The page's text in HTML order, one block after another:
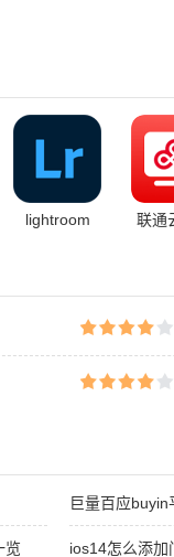
lightroom 联通
巨量百应
览 ios14怎么添加